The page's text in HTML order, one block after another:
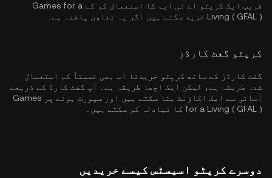
قریب ایک کرپٹو اے ٹی ایم کا استعمال کر کے Games for a
Living ( GFAL ) خرید سکتے ہیں اگر یہ تعاون یافتہ ہے۔
کرپٹو گفٹ کارڈز
گفٹ کارڈز کے ساتھ کرپٹو خریدنا اب بھی نسبتاً کم استعمال
شدہ طریقہ ہے، لیکن ایک اچھا طریقہ ہے۔ آپ گفٹ کارڈ کے ذریعے
آسانی سے ایک اکاؤنٹ بنا سکتے ہیں اور سپورٹ ہونے پر Games
for a Living ( GFAL ) کا تبادلہ کر سکتے ہیں۔
دوسرے کرپٹو اسیسٹس کیسے خریدیں